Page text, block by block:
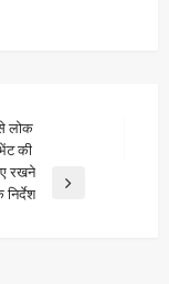
लोक
की
रखने
निर्देश